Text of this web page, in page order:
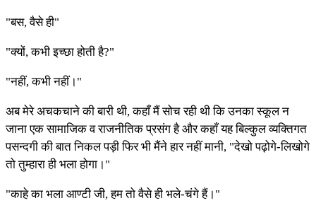
"बस, वैसे ही"
"क्यों, कभी इच्छा होती है?"
"नहीं, कभी नहीं।"
अब मेरे अचकचाने की बारी थी, कहाँ मैं सोच रही थी कि उनका स्कूल न
जाना एक सामाजिक व राजनीतिक प्रसंग है और कहाँ यह बिल्कुल व्यक्तिगत
पसन्दगी की बात निकल पड़ी फिर भी मैंने हार नहीं मानी, "देखो पढ़ोगे-लिखोगे
तो तुम्हारा ही भला होगा।"
"काहे का भला आण्टी जी, हम तो वैसे ही भले-चंगे हैं।"